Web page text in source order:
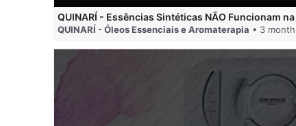
QUINARÍ - Essências Sintéticas NÃO Funcionam
QUINARÍ - Óleos Essenciais e Aromaterapia • 3